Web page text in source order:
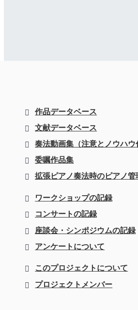
作品データベース
文献データベース
奏法動画集（注意とノウハウ
委嘱作品集
拡張ピアノ奏法時のピアノ
ワークショップの記録
コンサートの記録
座談会・シンポジウムの記録
アンケートについて
このプロジェクトについて
プロジェクトメンバー